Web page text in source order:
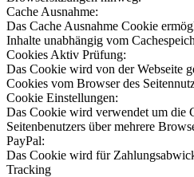
Cache Ausnahme:
Das Cache Ausnahme Cookie
Inhalte unabhängig vom
Cookies Aktiv Prüfung:
Das Cookie wird von der Webseite
Cookies vom Browser des
Cookie Einstellungen:
Das Cookie wird verwendet um die
Seitenbenutzers über mehrere
PayPal:
Das Cookie wird für
Tracking